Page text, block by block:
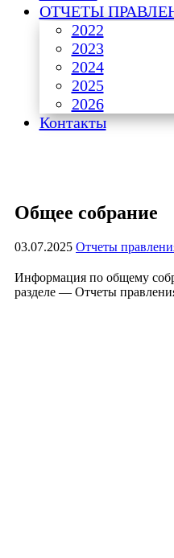
ОТЧЕТЫ
2022
2023
2024
2025
2026
Контакты
Общее собрание
03.07.2025 Отчеты
Информация по общему
разделе — Отчеты